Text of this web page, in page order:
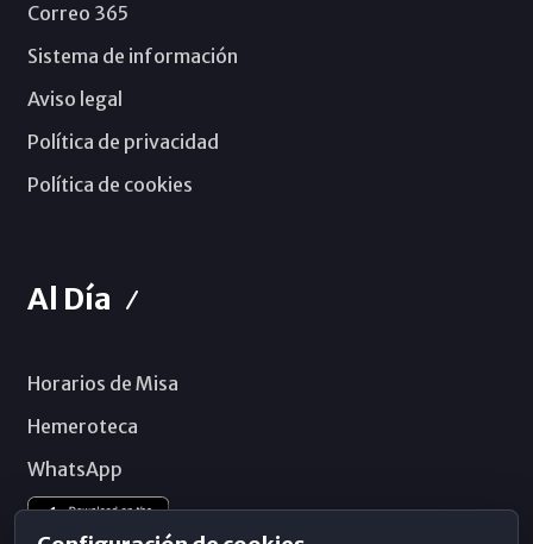
Correo 365
Sistema de información
Aviso legal
Política de privacidad
Política de cookies
Al Día
Horarios de Misa
Hemeroteca
WhatsApp